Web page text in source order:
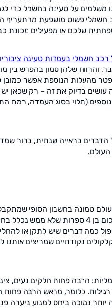
משלמים על טעינה בחשמל כדי
חשמלי פשוט מושפעת מהתעריף
שלכם או מפעילים מכונת
רכב חשמלי בעמדות טעינה
והרווח שלהן טמון בהפרש בין
מהעלות הנוספת אפשר
בדיוק את זה – רק שכאן יש
(תלוי בסוג העמדה, רמת
בראייה שנתית, ברור
טמונה בחשבון הסופי
או שגרתי ברכב. במקרה הטוב הכל עבר חלק ורק נפרדנו מסכום
כמה דברים שיש לתקן או
נקודתיים שמריצים אותנו
הרבה פחות חלקים נעים,
רגילות. כלומר, מראש הרבה פחות
נמוכה ביחס למנוע ביערה